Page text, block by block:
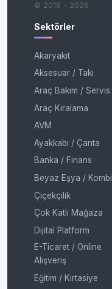
© 2018 - 2026
Sektörler
Akaryakıt
Aksesuar / Takı
Araç Bakım / Servis
Araç Kiralama
AVM
Ayakkabı / Çanta
Banka / Finans
Beyaz Eşya / Kombi
Çiçekçilik
Çok Katlı Mağaza
Dijital Platform
E-Ticaret / Online
Alışveriş
Eğitim / Kırtasiye